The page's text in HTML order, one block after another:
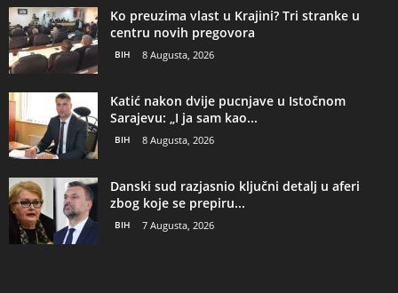
Ko preuzima vlast u Krajini? Tri stranke u
centru novih pregovora
BIH 8 Augusta, 2026
Katić nakon dvije pucnjave u Istočnom
Sarajevu: „I ja sam kao...
BIH 8 Augusta, 2026
Danski sud razjasnio ključni detalj u aferi
zbog koje se prepiru...
BIH 7 Augusta, 2026